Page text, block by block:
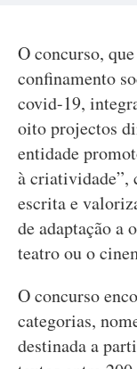
O concurso,
confinamento
covid-19,
oito projectos
entidade
à criatividade”,
escrita e
de adaptação a
teatro ou o
O concurso
categorias,
destinada a